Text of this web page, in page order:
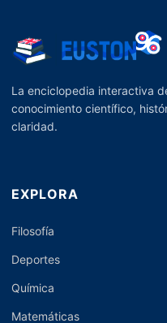
La enciclopedia interactiva
conocimiento científico,
claridad.
EXPLORA
Filosofía
Deportes
Química
Matemáticas